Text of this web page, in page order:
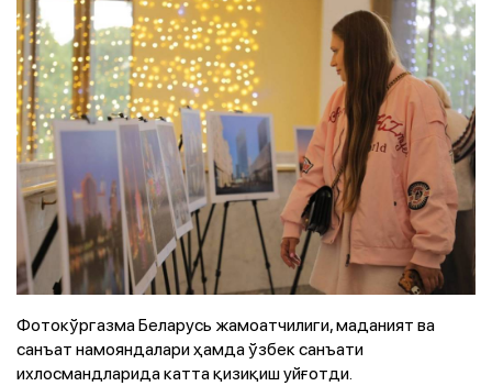
Фотокўргазма Беларусь жамоатчилиги, маданият ва
санъат намояндалари ҳамда ўзбек санъати
ихлосмандларида катта қизиқиш уйғотди.